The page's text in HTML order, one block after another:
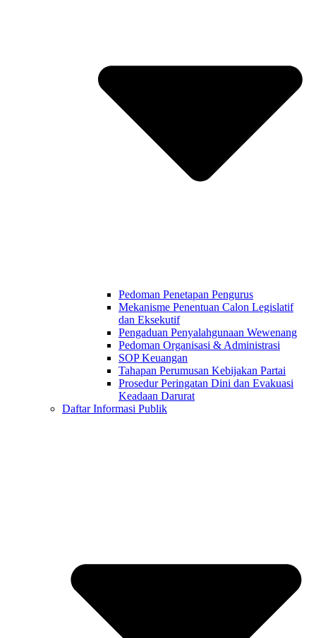
Pedoman Penetapan Pengurus
Mekanisme Penentuan Calon Legislatif
dan Eksekutif
Pengaduan Penyalahgunaan Wewenang
Pedoman Organisasi & Administrasi
SOP Keuangan
Tahapan Perumusan Kebijakan Partai
Prosedur Peringatan Dini dan Evakuasi
Keadaan Darurat
Daftar Informasi Publik